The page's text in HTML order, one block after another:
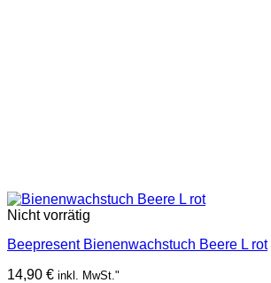
Nicht vorrätig
Beepresent Bienenwachstuch Beere L rot
14,90 € inkl. MwSt."